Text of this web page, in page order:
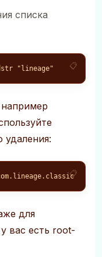
списка
"lineage"
удаления:
для
вас есть root-